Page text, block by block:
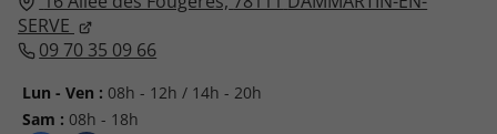
SERVE
09 70 35 09 66
Lun - Ven : 08h - 12h / 14h - 20h
Sam : 08h - 18h